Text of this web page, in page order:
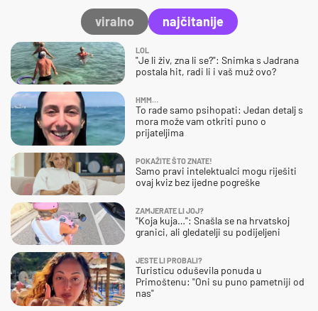
viralno najčitanije
LOL
"Je li živ, zna li se?": Snimka s Jadrana
postala hit, radi li i vaš muž ovo?
HMM…
To rade samo psihopati: Jedan detalj s
mora može vam otkriti puno o
prijateljima
POKAŽITE ŠTO ZNATE!
Samo pravi intelektualci mogu riješiti
ovaj kviz bez ijedne pogreške
ZAMJERATE LI JOJ?
"Koja kuja…": Snašla se na hrvatskoj
granici, ali gledatelji su podijeljeni
JESTE LI PROBALI?
Turisticu oduševila ponuda u
Primoštenu: "Oni su puno pametniji od
nas"